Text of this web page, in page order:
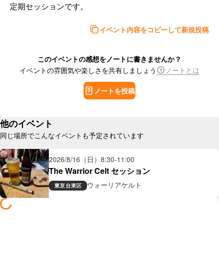
定期セッションです。
イベント内容をコピーして新規投稿
このイベントの感想をノートに書きませんか？
イベントの雰囲気や楽しさを共有しましょう
ノートとは
ノートを投稿
他のイベント
同じ場所でこんなイベントも予定されています
2026/8/16（日） 8:30-11:00
The Warrior Celt セッション
東京台東区 ウォーリアケルト